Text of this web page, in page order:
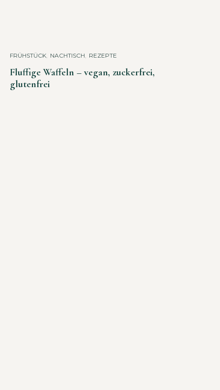
FRÜHSTÜCK NACHTISCH REZEPTE
Fluffige Waffeln – vegan, zuckerfrei,
glutenfrei